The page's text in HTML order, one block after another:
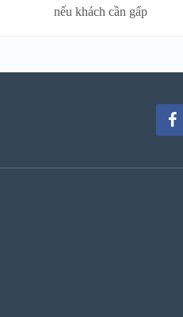
nếu khách cần gấp